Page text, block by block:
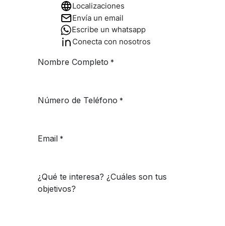
Localizaciones
Envía un email
Escribe un whatsapp
Conecta con nosotros